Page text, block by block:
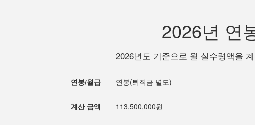
2026년 연
2026년도 기준으로 월 실수령액을
연봉/월급 연봉(퇴직금 별도)
계산 금액 113,500,000원